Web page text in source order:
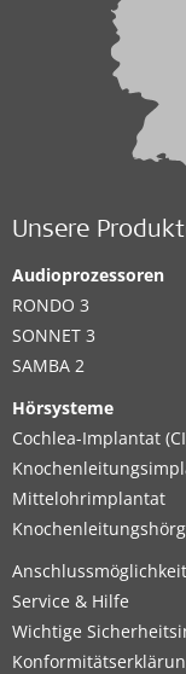
Unsere
Audioprozessoren
RONDO 3
SONNET 3
SAMBA 2
Hörsysteme
Cochlea-Implantat
Mittelohrimplantat
Service & Hilfe
Wichtige